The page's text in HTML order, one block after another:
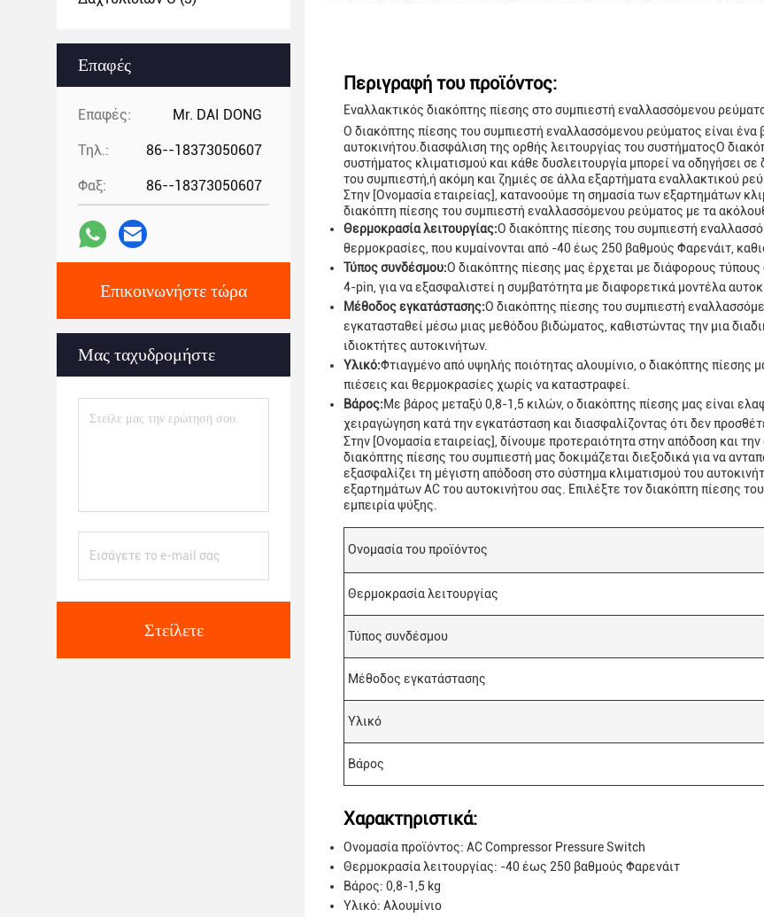
Επαφές
Επαφές: Mr. DAI DONG
Τηλ.: 86--18373050607
Φαξ: 86--18373050607
Επικοινωνήστε τώρα
Μας ταχυδρομήστε
Στείλετε
Περιγραφή του προϊόντος:
Εναλλακτικός διακόπτης πίεσης στο συμπιεστή εναλλασσόμενου
Ο διακόπτης πίεσης του συμπιεστή εναλλασσόμενου ρεύματος είναι ένα
αυτοκινήτου.διασφάλιση της ορθής λειτουργίας του συστήματοςΟ
συστήματος κλιματισμού και κάθε δυσλειτουργία μπορεί να οδηγήσει
του συμπιεστή,ή ακόμη και ζημιές σε άλλα εξαρτήματα εναλλακτικού
Στην [Ονομασία εταιρείας], κατανοούμε τη σημασία των εξαρτημάτων
διακόπτη πίεσης του συμπιεστή εναλλασσόμενου ρεύματος με τα
Θερμοκρασία λειτουργίας:Ο διακόπτης πίεσης του συμπιεστή
θερμοκρασίες, που κυμαίνονται από -40 έως 250 βαθμούς Φαρενάιτ,
Τύπος συνδέσμου:Ο διακόπτης πίεσης μας έρχεται με διάφορους
4-pin, για να εξασφαλιστεί η συμβατότητα με διαφορετικά μοντέλα
Μέθοδος εγκατάστασης:Ο διακόπτης πίεσης του συμπιεστή
εγκατασταθεί μέσω μιας μεθόδου βιδώματος, καθιστώντας την μια
ιδιοκτήτες αυτοκινήτων.
Υλικό:Φτιαγμένο από υψηλής ποιότητας αλουμίνιο, ο διακόπτης πίεσης
πιέσεις και θερμοκρασίες χωρίς να καταστραφεί.
Βάρος:Με βάρος μεταξύ 0,8-1,5 κιλών, ο διακόπτης πίεσης μας είναι
χειραγώγηση κατά την εγκατάσταση και διασφαλίζοντας ότι δεν
Στην [Ονομασία εταιρείας], δίνουμε προτεραιότητα στην απόδοση και
διακόπτης πίεσης του συμπιεστή μας δοκιμάζεται διεξοδικά για να
εξασφαλίζει τη μέγιστη απόδοση στο σύστημα κλιματισμού του
εξαρτημάτων AC του αυτοκινήτου σας. Επιλέξτε τον διακόπτη πίεσης
εμπειρία ψύξης.
Ονομασία του προϊόντος
Θερμοκρασία λειτουργίας
Τύπος συνδέσμου
Μέθοδος εγκατάστασης
Υλικό
Βάρος
Χαρακτηριστικά:
Ονομασία προϊόντος: AC Compressor Pressure Switch
Θερμοκρασία λειτουργίας: -40 έως 250 βαθμούς Φαρενάιτ
Βάρος: 0,8-1,5 kg
Υλικό: Αλουμίνιο